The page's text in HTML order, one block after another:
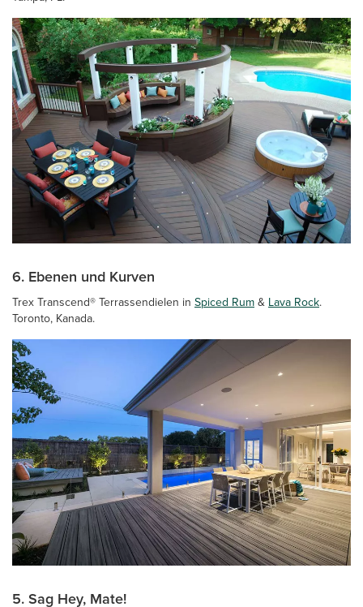
6. Ebenen und Kurven
Trex Transcend® Terrassendielen in Spiced Rum& Lava Rock.
Toronto, Kanada.
5. Sag Hey, Mate!